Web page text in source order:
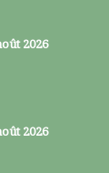
2026
2026